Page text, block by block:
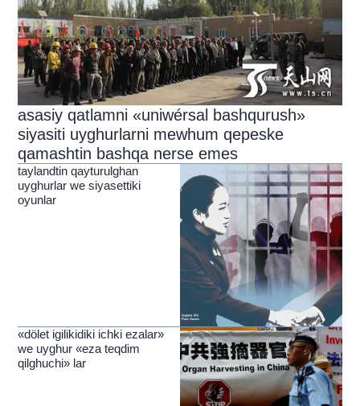
asasiy qatlamni «uniwérsal bashqurush»
siyasiti uyghurlarni mewhum qepeske
qamashtin bashqa nerse emes
taylandtin qayturulghan
uyghurlar we siyasettiki
oyunlar
«dölet igilikidiki ichki ezalar»
we uyghur «eza teqdim
qilghuchi» lar